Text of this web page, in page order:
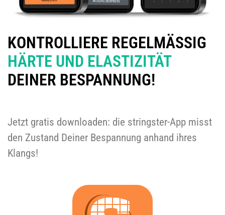
KONTROLLIERE REGELMÄSSIG
HÄRTE UND ELASTIZITÄT
DEINER BESPANNUNG!
Jetzt gratis downloaden: die stringster-App misst
den Zustand Deiner Bespannung anhand ihres
Klangs!